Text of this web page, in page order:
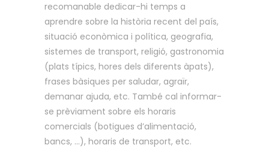
recomanable dedicar-hi temps a
aprendre sobre la història recent del país,
situació econòmica i política, geografia,
sistemes de transport, religió, gastronomia
(plats típics, hores dels diferents àpats),
frases bàsiques per saludar, agraïr,
demanar ajuda, etc. També cal informar-
se prèviament sobre els horaris
comercials (botigues d’alimentació,
bancs, …), horaris de transport, etc.